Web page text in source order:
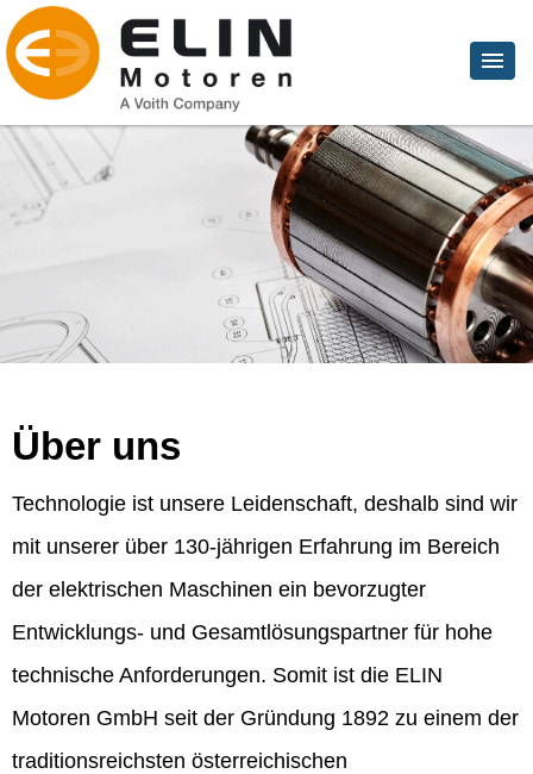
Über uns
Technologie ist unsere Leidenschaft, deshalb sind wir
mit unserer über 130-jährigen Erfahrung im Bereich
der elektrischen Maschinen ein bevorzugter
Entwicklungs- und Gesamtlösungspartner für hohe
technische Anforderungen. Somit ist die ELIN
Motoren GmbH seit der Gründung 1892 zu einem der
traditionsreichsten österreichischen